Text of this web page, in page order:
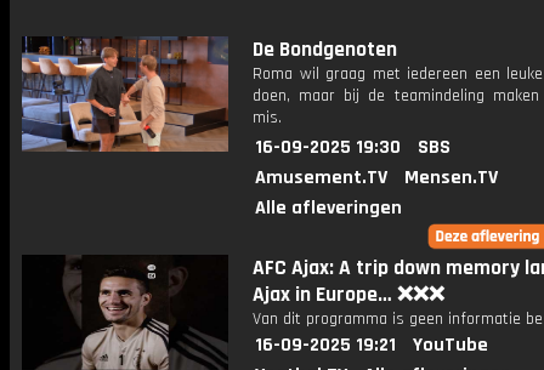
De Bondgenoten
Roma wil graag met iedereen een
doen, maar bij de teamindeling
mis.
16-09-2025 19:30
SBS
Amusement.TV
Mensen.TV
Alle afleveringen
AFC Ajax: A trip down memory
Ajax in Europe… ❌❌❌
Van dit programma is geen informatie
16-09-2025 19:21
YouTube